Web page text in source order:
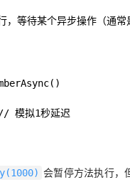
，等待某个异步操作（通常
拟1秒延迟
会暂停方法执行，